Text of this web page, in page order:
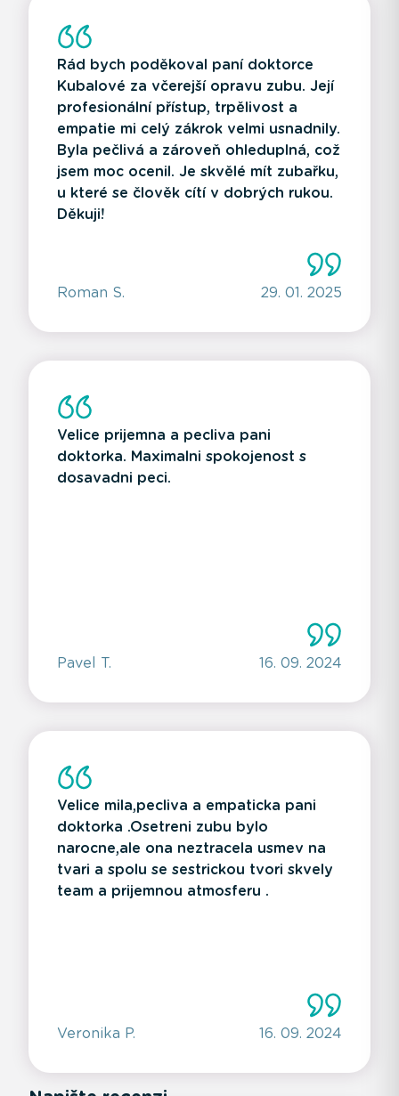
Rád bych poděkoval paní doktorce
Kubalové za včerejší opravu zubu. Její
profesionální přístup, trpělivost a
empatie mi celý zákrok velmi usnadnily.
Byla pečlivá a zároveň ohleduplná, což
jsem moc ocenil. Je skvělé mít zubařku,
u které se člověk cítí v dobrých rukou.
Děkuji!
Roman S. 29. 01. 2025
Velice prijemna a pecliva pani
doktorka. Maximalni spokojenost s
dosavadni peci.
Pavel T. 16. 09. 2024
Velice mila,pecliva a empaticka pani
doktorka .Osetreni zubu bylo
narocne,ale ona neztracela usmev na
tvari a spolu se sestrickou tvori skvely
team a prijemnou atmosferu .
Veronika P. 16. 09. 2024